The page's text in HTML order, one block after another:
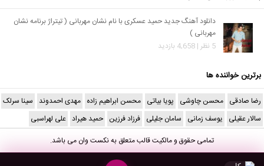
دانلود آهنگ جدید حمید عسکری با نام نشان مهربانی ( تیتراژ برنامه نشان
مهربانی )
5 نظر | 4,658 بازدید
برترین خواننده ها
رضا صادقی محسن چاوشی پویا بیاتی محسن ابراهیم زاده مهدی احمدوند سینا سرلک
سالار عقیلی یوسف زمانی سامان جلیلی فرزاد فرزین حمید هیراد علی لهراسبی
تمامی حقوق و مالکیت قالب متعلق بهنکست وانمی باشد.